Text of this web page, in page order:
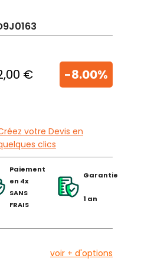
€ -8.00%
votre Devis en
clics
Paiement
en 4x
SANS
FRAIS
Garantie
1 an
voir + d'options